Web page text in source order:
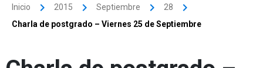
Inicio 2015 Septiembre
28
Charla de postgrado – Viernes 25 de Septiembre